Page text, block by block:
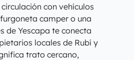
con vehículos
camper o una
de Yescapa te conecta
locales de Rubí y
trato cercano,